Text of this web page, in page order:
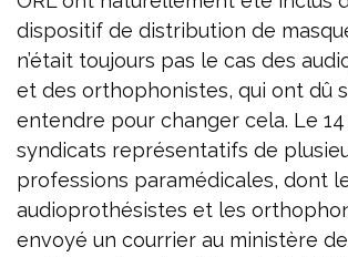
dispositif de distribution de
n’était toujours pas le cas des
et des orthophonistes, qui ont dû
entendre pour changer cela. Le
syndicats représentatifs de
professions paramédicales, dont
audioprothésistes et les
envoyé un courrier au ministère